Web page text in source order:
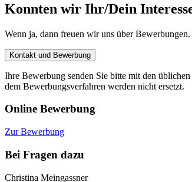
Konnten wir Ihr/Dein
Wenn ja, dann freuen wir uns über Bewerbungen.
Kontakt und Bewerbung
Ihre Bewerbung senden Sie bitte mit den
dem Bewerbungsverfahren werden nicht ersetzt.
Online Bewerbung
Zur Bewerbung
Bei Fragen dazu
Christina Meingassner